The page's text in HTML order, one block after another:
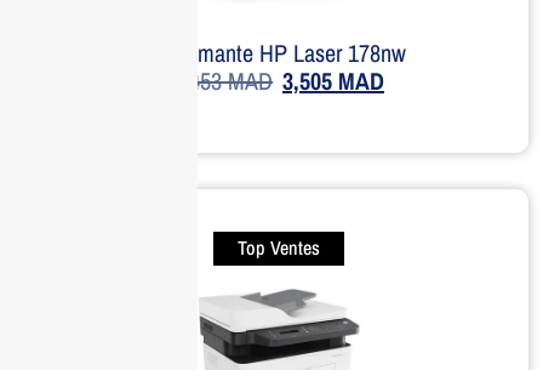
Imprimante HP Laser 178nw
4,453MAD 3,505 MAD
Top Ventes